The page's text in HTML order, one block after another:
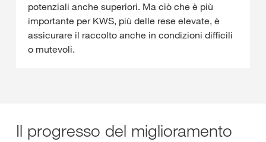
potenziali anche superiori. Ma ciò che è più
importante per KWS, più delle rese elevate, è
assicurare il raccolto anche in condizioni difficili
o mutevoli.
Il progresso del miglioramento